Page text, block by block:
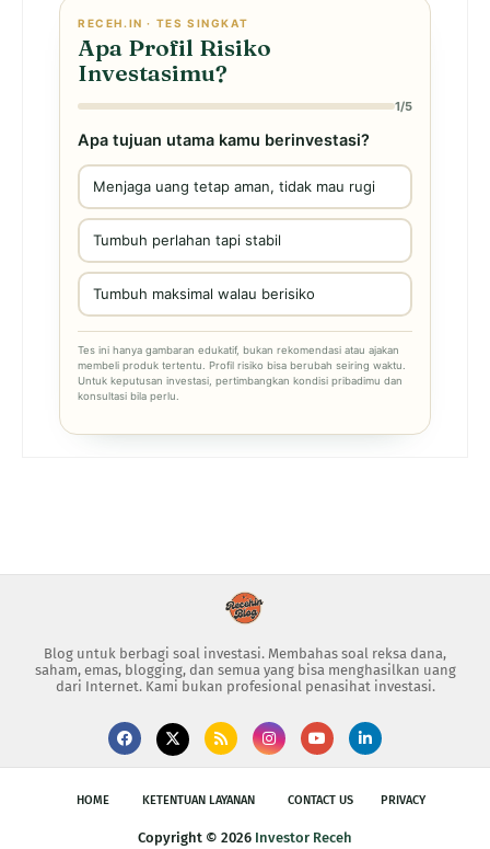
RECEH.IN · TES SINGKAT
Apa Profil Risiko
Investasimu?
1/5
Apa tujuan utama kamu berinvestasi?
Menjaga uang tetap aman, tidak mau rugi
Tumbuh perlahan tapi stabil
Tumbuh maksimal walau berisiko
Tes ini hanya gambaran edukatif, bukan rekomendasi atau ajakan
membeli produk tertentu. Profil risiko bisa berubah seiring waktu.
Untuk keputusan investasi, pertimbangkan kondisi pribadimu dan
konsultasi bila perlu.
Blog untuk berbagi soal investasi. Membahas soal reksa dana,
saham, emas, blogging, dan semua yang bisa menghasilkan uang
dari Internet. Kami bukan profesional penasihat investasi.
HOME KETENTUAN LAYANAN CONTACT US PRIVACY
Copyright © 2026 Investor Receh